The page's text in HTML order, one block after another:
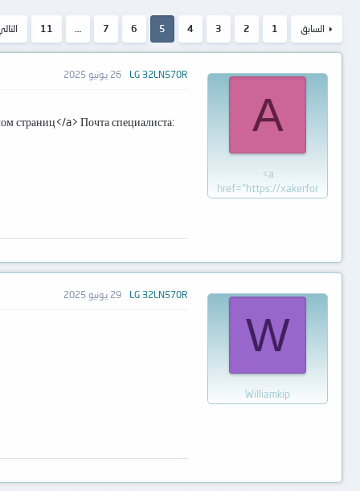
السابق 1
2
3
4
5
6
7
11
A
<a
href="https://xakerfor
LG 32LN570R 26 يونيو 2025
страниц</a> Почта специалиста:
W
Williamkip
LG 32LN570R 29 يونيو 2025